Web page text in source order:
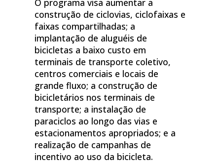
O programa visa aumentar a
construção de ciclovias, ciclofaixas e
faixas compartilhadas; a
implantação de aluguéis de
bicicletas a baixo custo em
terminais de transporte coletivo,
centros comerciais e locais de
grande fluxo; a construção de
bicicletários nos terminais de
transporte; a instalação de
paraciclos ao longo das vias e
estacionamentos apropriados; e a
realização de campanhas de
incentivo ao uso da bicicleta.